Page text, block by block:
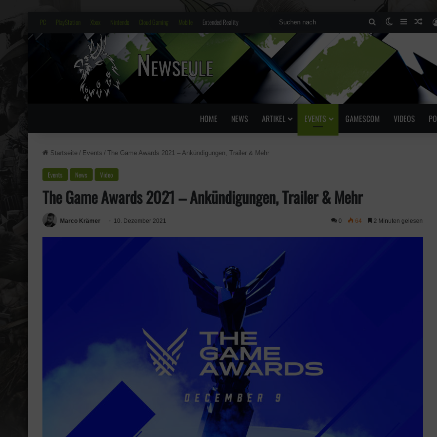
PC PlayStation Xbox Nintendo Cloud Gaming Mobile Extended Reality Suchen
nach
SkinSidebar
HOME NEWS ARTIKEL EVENTS GAMESCOM VIDEOS
Startseite / Events / The Game Awards 2021 – Ankündigungen, Trailer & Mehr
Events News Video
The Game Awards 2021 – Ankündigungen, Trailer & Mehr
Marco Krämer 10. Dezember 2021 0 64 2 Minuten gelesen